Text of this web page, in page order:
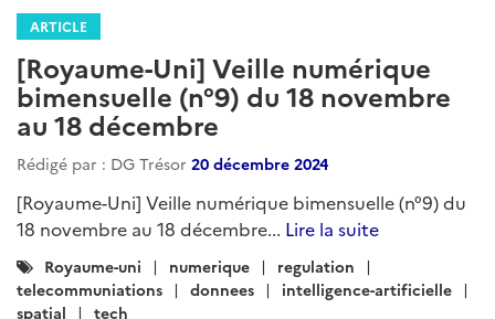
ARTICLE
[Royaume-Uni] Veille numérique
bimensuelle (n°9) du 18 novembre
au 18 décembre
Rédigé par : DG Trésor 20 décembre 2024
[Royaume-Uni] Veille numérique bimensuelle (n°9) du
18 novembre au 18 décembre... Lire la suite
Catégories
:
Royaume-uni numerique
regulation
telecommuniations
donnees
intelligence-artificielle
spatial
tech